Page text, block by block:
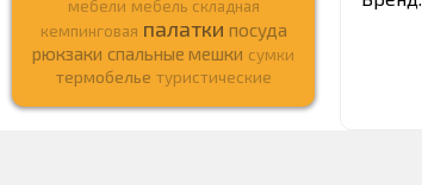
мебели мебель складная
кемпинговая палатки посуда
рюкзаки спальные мешки сумки
термобелье туристические